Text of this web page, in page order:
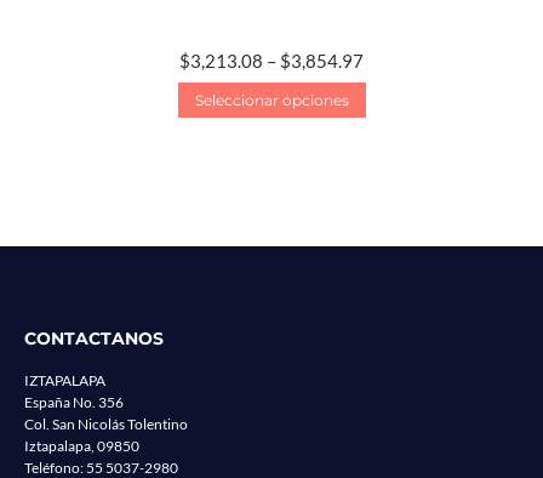
$3,213.08 – $3,854.97
Seleccionar opciones
CONTACTANOS
IZTAPALAPA
España No. 356
Col. San Nicolás Tolentino
Iztapalapa, 09850
Teléfono:55 5037-2980